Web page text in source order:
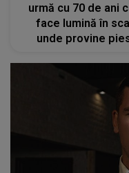
urmă cu 70 de ani
face lumină în
unde provine